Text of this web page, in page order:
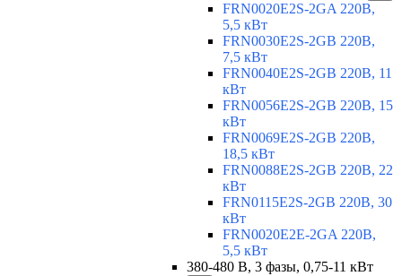
FRN0020E2S-2GA 220В,
5,5 кВт
FRN0030E2S-2GB 220В,
7,5 кВт
FRN0040E2S-2GB 220В, 11
кВт
FRN0056E2S-2GB 220В, 15
кВт
FRN0069E2S-2GB 220В,
18,5 кВт
FRN0088E2S-2GB 220В, 22
кВт
FRN0115E2S-2GB 220В, 30
кВт
FRN0020E2E-2GA 220В,
5,5 кВт
380-480 В, 3 фазы, 0,75-11 кВт